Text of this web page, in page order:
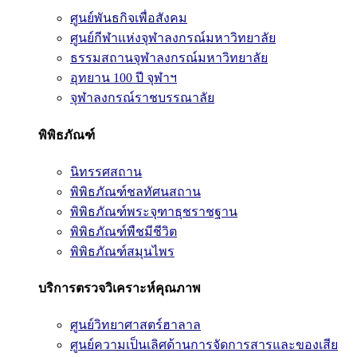
ศูนย์พันธกิจเพื่อสังคม
ศูนย์กีฬาแห่งจุฬาลงกรณ์มหาวิทยาลัย
ธรรมสถานจุฬาลงกรณ์มหาวิทยาลัย
อุทยาน 100 ปี จุฬาฯ
จุฬาลงกรณ์ราชบรรณาลัย
พิพิธภัณฑ์
นิทรรศสถาน
พิพิธภัณฑ์ชลทัศนสถาน
พิพิธภัณฑ์พระจุฑาธุชราชฐาน
พิพิธภัณฑ์พืชมีชีวิต
พิพิธภัณฑ์สมุนไพร
บริการตรวจวิเคราะห์คุณภาพ
ศูนย์วิทยาศาสตร์ฮาลาล
ศูนย์ความเป็นเลิศด้านการจัดการสารและของเสีย